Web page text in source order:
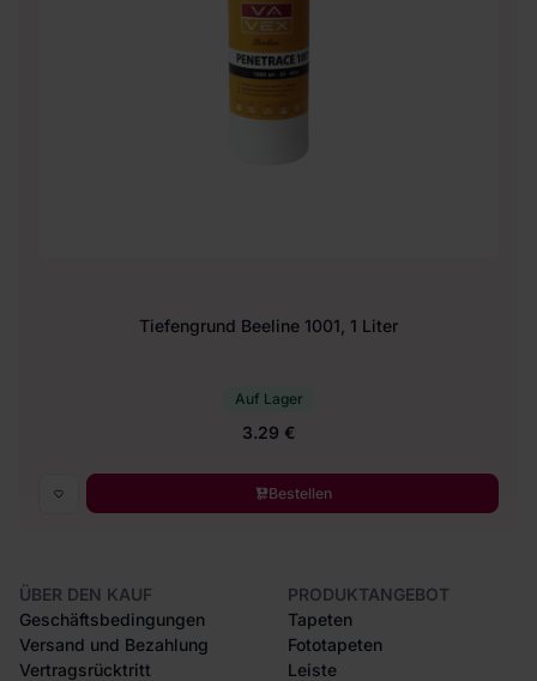
Tiefengrund Beeline 1001, 1 Liter
Auf Lager
3.29 €
Bestellen
ÜBER DEN KAUF
Geschäftsbedingungen
Versand und Bezahlung
Vertragsrücktritt
PRODUKTANGEBOT
Tapeten
Fototapeten
Leiste